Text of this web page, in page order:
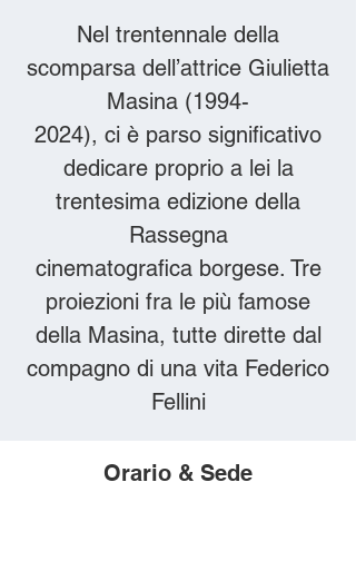
Nel trentennale della
scomparsa dell’attrice Giulietta
Masina (1994-
2024), ci è parso significativo
dedicare proprio a lei la
trentesima edizione della
Rassegna
cinematografica borgese. Tre
proiezioni fra le più famose
della Masina, tutte dirette dal
compagno di una vita Federico
Fellini
Orario & Sede